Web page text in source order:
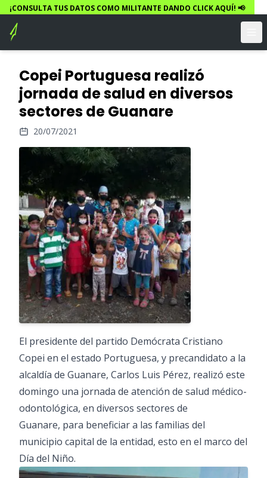
¡CONSULTA TUS DATOS COMO MILITANTE DANDO CLICK AQUÍ! 📢
Copei Portuguesa realizó
jornada de salud en diversos
sectores de Guanare
20/07/2021
El presidente del partido Demócrata Cristiano
Copei en el estado Portuguesa, y precandidato a la
alcaldía de Guanare, Carlos Luis Pérez, realizó este
domingo una jornada de atención de salud médico-
odontológica, en diversos sectores de
Guanare, para beneficiar a las familias del
municipio capital de la entidad, esto en el marco del
Día del Niño.